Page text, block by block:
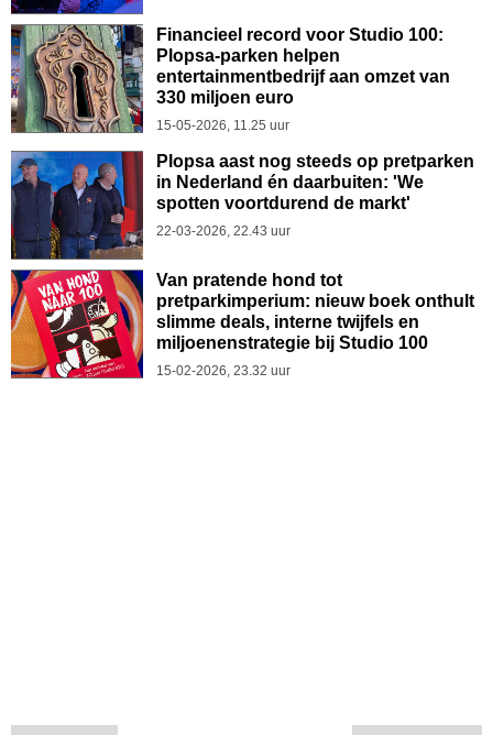
Financieel record voor Studio 100:
Plopsa-parken helpen
entertainmentbedrijf aan omzet van
330 miljoen euro
15-05-2026, 11.25 uur
Plopsa aast nog steeds op pretparken
in Nederland én daarbuiten: 'We
spotten voortdurend de markt'
22-03-2026, 22.43 uur
Van pratende hond tot
pretparkimperium: nieuw boek onthult
slimme deals, interne twijfels en
miljoenenstrategie bij Studio 100
15-02-2026, 23.32 uur